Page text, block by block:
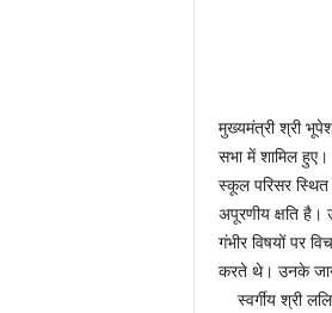
मुख्यमंत्री श्री
सभा में शामिल हुए।
स्कूल परिसर
अपूरणीय क्षति
गंभीर विषयों पर
करते थे। उनके
स्वर्गीय श्री